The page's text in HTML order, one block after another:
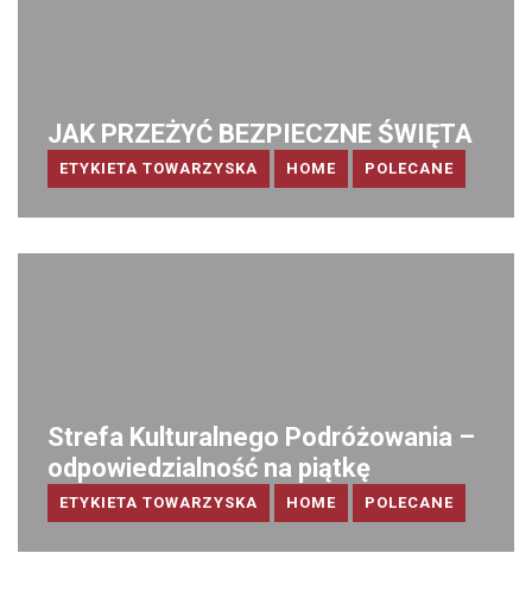
JAK PRZEŻYĆ BEZPIECZNE ŚWIĘTA
ETYKIETA TOWARZYSKA HOME POLECANE
Strefa Kulturalnego Podróżowania –
odpowiedzialność na piątkę
ETYKIETA TOWARZYSKA HOME POLECANE